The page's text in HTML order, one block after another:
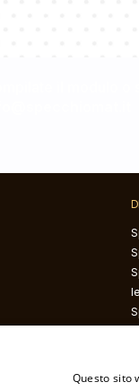
Questo sito